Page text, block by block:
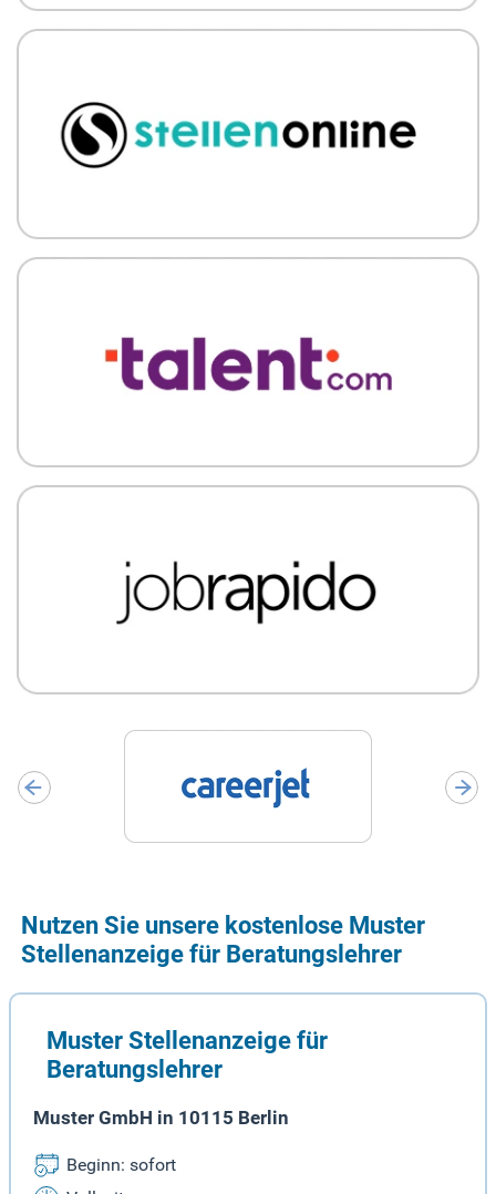
Nutzen Sie unsere kostenlose Muster
Stellenanzeige für Beratungslehrer
Muster Stellenanzeige für
Beratungslehrer
Muster GmbH in 10115 Berlin
Beginn: sofort